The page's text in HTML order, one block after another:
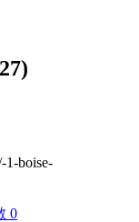
1-boise-
0